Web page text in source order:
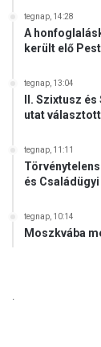
á
tegnap, 14:28
A
került elő
tegnap, 13:04
II. Szixtusz
utat
tegnap, 11:11
és
tegnap, 10:14
Moszkvába